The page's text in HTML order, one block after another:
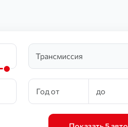
Трансмиссия